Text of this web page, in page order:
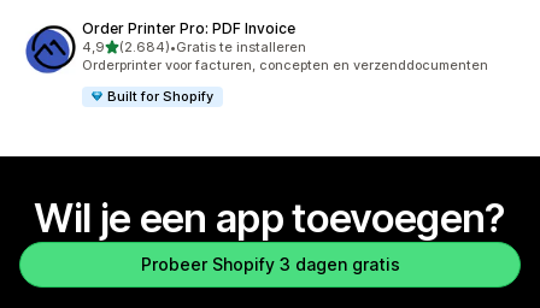
Order Printer Pro: PDF Invoice
4,9van 5 sterren
(2.684)
2684 recensies in totaal
•Gratis te installeren
Orderprinter voor facturen, concepten en verzenddocumenten
Built for Shopify
Wil je een app toevoegen?
Probeer Shopify 3 dagen gratis